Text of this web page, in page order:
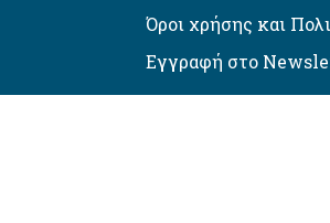
Όροι χρήσης και
Εγγραφή στο